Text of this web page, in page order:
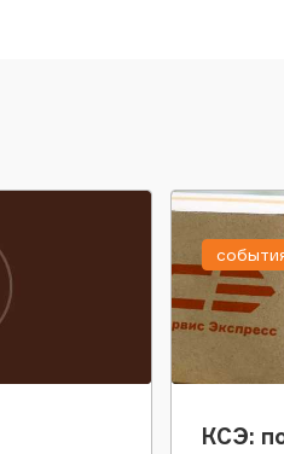
КСЭ: